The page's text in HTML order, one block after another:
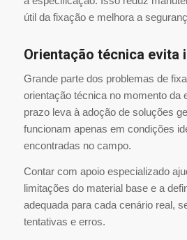
útil da fixação e melhora a
Orientação técnica evita
Grande parte dos problemas de
orientação técnica no momento da
prazo leva à adoção de soluções
funcionam apenas em condições
encontradas no campo.
Contar com apoio especializado
limitações do material base e a
adequada para cada cenário real,
tentativas e erros.